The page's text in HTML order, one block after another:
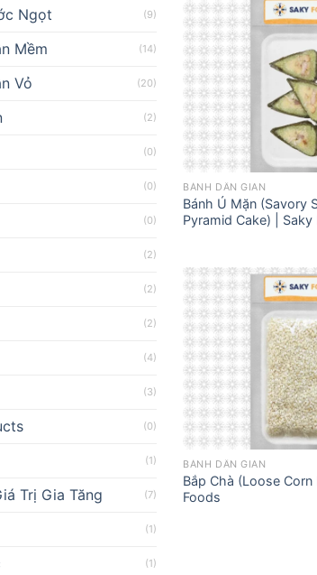
Ngọt (9)
Mềm (14)
Vỏ (20)
(2)
(0)
(0)
(0)
(2)
(2)
(2)
(4)
(3)
(0)
(1)
Trị Gia Tăng (7)
(1)
(1)
BÁNH DÂN GIAN
Bánh Ú Mặn (Savory
Pyramid Cake) | Saky
BÁNH DÂN GIAN
Bắp Chà (Loose Corn
Foods